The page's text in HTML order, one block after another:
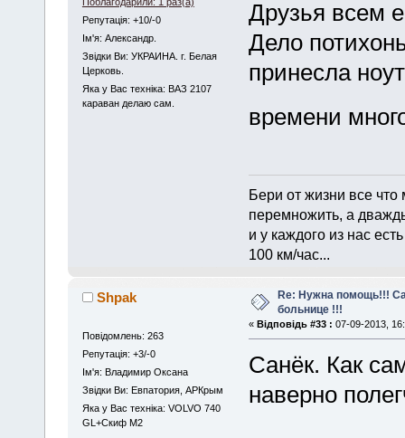
Репутація: +10/-0
Iм'я: Александр.
Звідки Ви: УКРАИНА. г. Белая
Церковь.
Яка у Вас техніка: ВАЗ 2107
караван делаю сам.
Друзья всем
Дело
принесла
времени
Бери от жизни все что
перемножить, а
и у каждого из нас
100 км/час...
Shpak
Повідомлень: 263
Репутація: +3/-0
Iм'я: Владимир Оксана
Звідки Ви: Евпатория, АРКрым
Яка у Вас техніка: VOLVO 740
GL+Скиф М2
Re: Нужна помощь!!!
больнице !!!
« Відповідь #33 : 07-09-2013,
Санёк. Как
наверно